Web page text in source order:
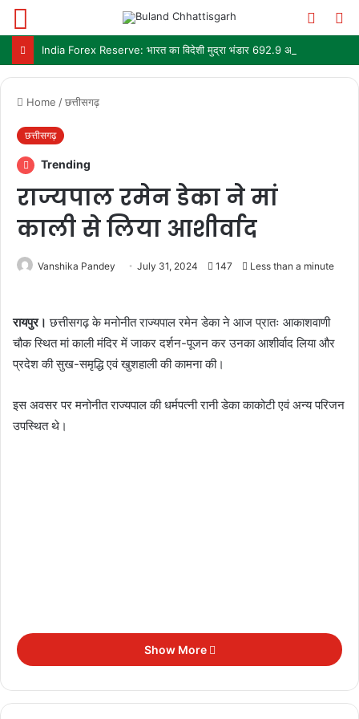
Switch
Home /छत्तीसगढ़
छत्तीसगढ़
Trending
राज्यपाल रमेन डेका ने मां
काली से लिया आशीर्वाद
Vanshika Pandey July 31, 2024 147 Less than a minute
रायपुर। छत्तीसगढ़ के मनोनीत राज्यपाल रमेन डेका ने आज प्रातः आकाशवाणी
चौक स्थित मां काली मंदिर में जाकर दर्शन-पूजन कर उनका आशीर्वाद लिया और
प्रदेश की सुख-समृद्धि एवं खुशहाली की कामना की।
इस अवसर पर मनोनीत राज्यपाल की धर्मपत्नी रानी डेका काकोटी एवं अन्य परिजन
उपस्थित थे।
Show More